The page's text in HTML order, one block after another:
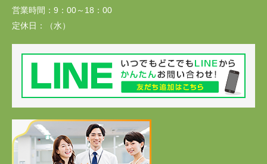
営業時間： 9：00～18：00
定休日：
（水）